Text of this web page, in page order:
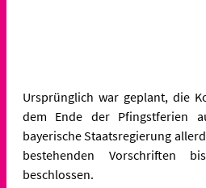
Ursprünglich war geplant, die
dem Ende der Pfingstferien
bayerische Staatsregierung
bestehenden Vorschriften
beschlossen.